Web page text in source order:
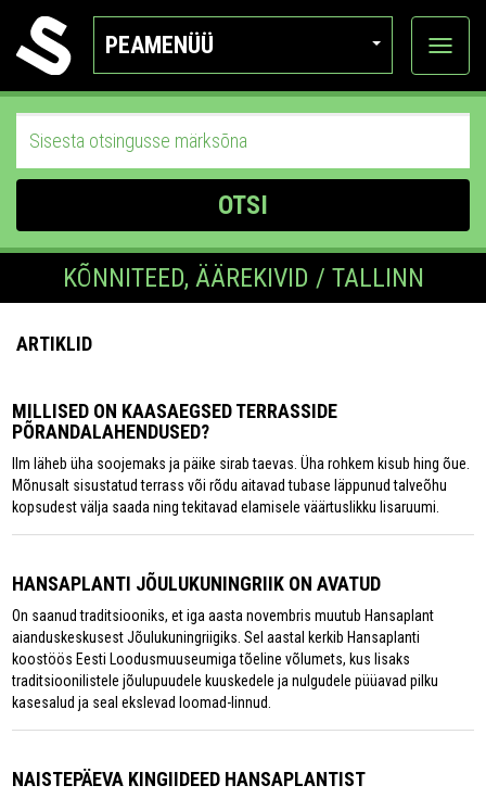
PEAMENÜÜ
Ava
OTSI
KÕNNITEED, ÄÄREKIVID / TALLINN
ARTIKLID
MILLISED ON KAASAEGSED TERRASSIDE
PÕRANDALAHENDUSED?
Ilm läheb üha soojemaks ja päike sirab taevas. Üha rohkem kisub hing õue.
Mõnusalt sisustatud terrass või rõdu aitavad tubase läppunud talveõhu
kopsudest välja saada ning tekitavad elamisele väärtuslikku lisaruumi.
HANSAPLANTI JÕULUKUNINGRIIK ON AVATUD
On saanud traditsiooniks, et iga aasta novembris muutub Hansaplant
aianduskeskusest Jõulukuningriigiks. Sel aastal kerkib Hansaplanti
koostöös Eesti Loodusmuuseumiga tõeline võlumets, kus lisaks
traditsioonilistele jõulupuudele kuuskedele ja nulgudele püüavad pilku
kasesalud ja seal ekslevad loomad-linnud.
NAISTEPÄEVA KINGIIDEED HANSAPLANTIST